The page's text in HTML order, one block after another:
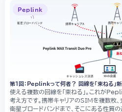
Peplink
第1回：Peplinkって何者？ 回線を「束ねる」
使える複数の回線を「束ねる」。これが
考え方です。携帯キャリアのSIMを複数枚
衛星ブロードバンドまで、そこにある性質